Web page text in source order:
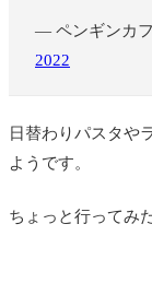
— ペンギンカ
2022
日替わりパスタや
ようです。
ちょっと行ってみ